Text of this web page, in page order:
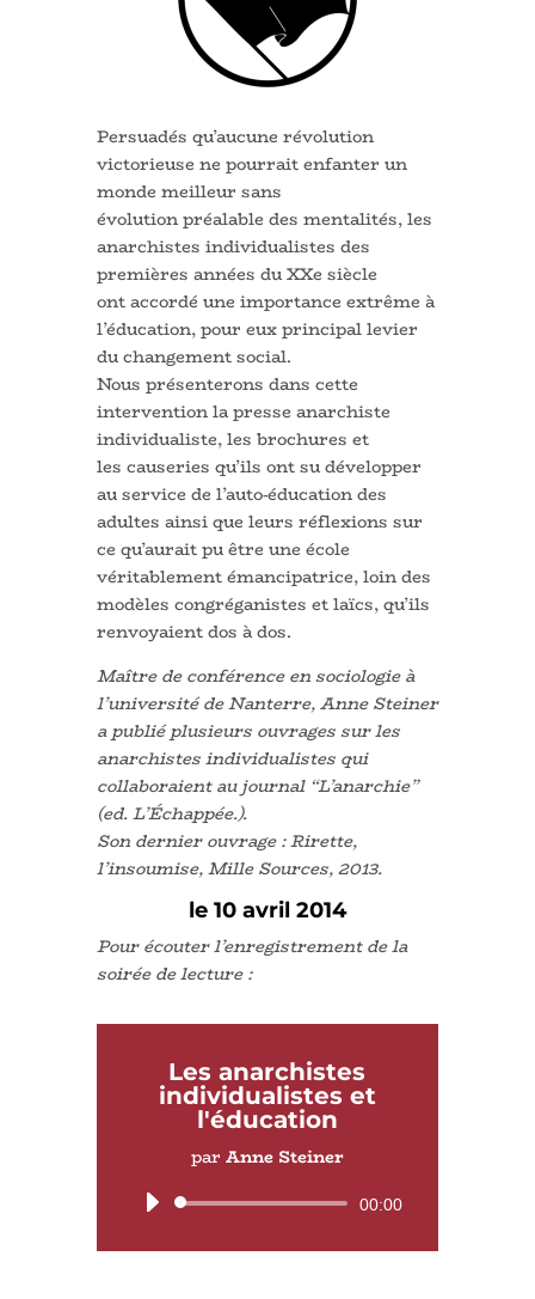
Persuadés qu’aucune révolution
victorieuse ne pourrait enfanter un
monde meilleur sans
évolution préalable des mentalités, les
anarchistes individualistes des
premières années du XXe siècle
ont accordé une importance extrême à
l’éducation, pour eux principal levier
du changement social.
Nous présenterons dans cette
intervention la presse anarchiste
individualiste, les brochures et
les causeries qu’ils ont su développer
au service de l’auto-éducation des
adultes ainsi que leurs réflexions sur
ce qu’aurait pu être une école
véritablement émancipatrice, loin des
modèles congréganistes et laïcs, qu’ils
renvoyaient dos à dos.
Maître de conférence en sociologie à
l’université de Nanterre, Anne Steiner
a publié plusieurs ouvrages sur les
anarchistes individualistes qui
collaboraient au journal “L’anarchie”
(ed. L’Échappée.).
Son dernier ouvrage : Rirette,
l’insoumise, Mille Sources, 2013.
le 10 avril 2014
Pour écouter l’enregistrement de la
soirée de lecture :
Les anarchistes
individualistes et
l'éducation
par Anne Steiner
Lecteur
00:00